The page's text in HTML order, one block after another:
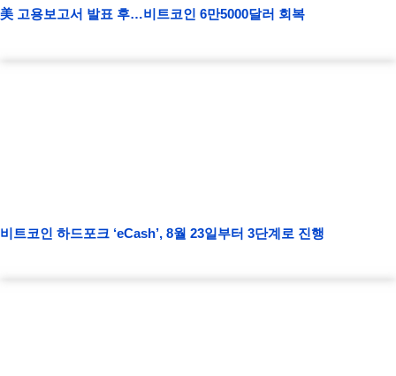
美 고용보고서 발표 후…비트코인 6만5000달러 회복
비트코인 하드포크 ‘eCash’, 8월 23일부터 3단계로 진행